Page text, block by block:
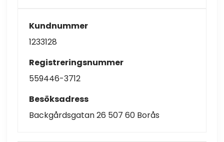
Kundnummer
1233128
Registreringsnummer
559446-3712
Besöksadress
Backgårdsgatan 26 507 60 Borås